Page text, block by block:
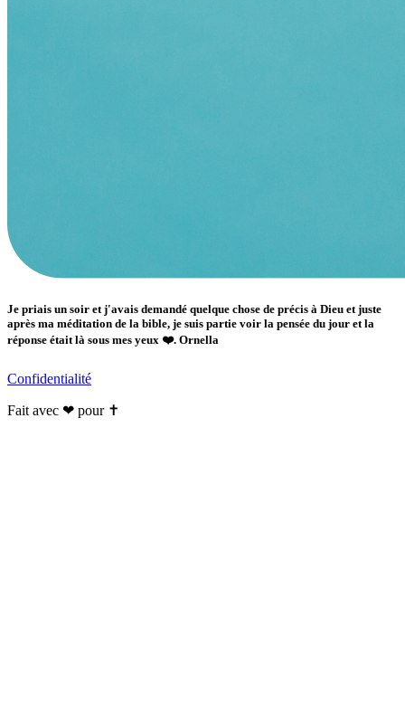
Je priais un soir et j'avais demandé quelque chose de précis à Dieu et juste
après ma méditation de la bible, je suis partie voir la pensée du jour et la
réponse était là sous mes yeux ❤️. Ornella
Confidentialité
Fait avec ❤ pour ✝️️